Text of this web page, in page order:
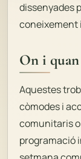
dissenyades
coneixement
On i quan
Aquestes
còmodes i
comunitaris o
programació